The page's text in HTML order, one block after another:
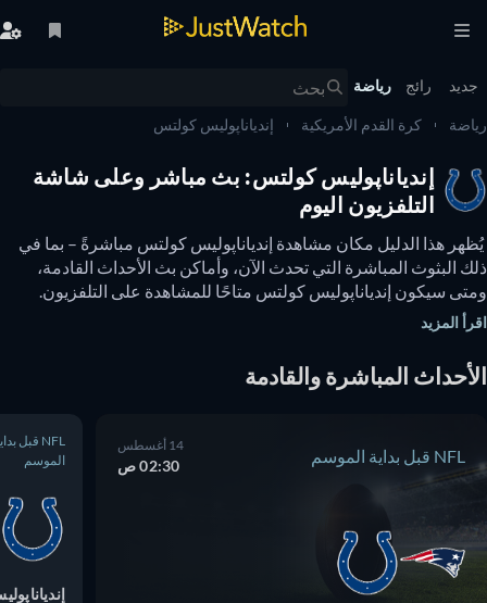
رائج رياضة
كرة القدم الأمريكية إندياناپوليس كولتس
إندياناپوليس كولتس: بث مباشر وعلى شاشة
التلفزيون اليوم
يُظهر هذا الدليل مكان مشاهدة إندياناپوليس كولتس مباشرةً – بما في
ذلك البثوث المباشرة التي تحدث الآن، وأماكن بث الأحداث القادمة،
ومتى سيكون إندياناپوليس كولتس متاحًا للمشاهدة على التلفزيون.
عبر الإنترنت مجانًا.
المزيد
المباشرة والقادمة
NFL قبل بداية الموسم 02:30 ص
NFL قبل بداية
الموسم